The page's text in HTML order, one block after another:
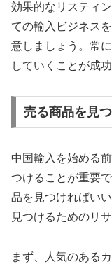
効果的なリスティ
ての輸入ビジネス
意しましょう。常
していくことが成
売る商品を見
中国輸入を始める
つけることが重要
品を見つければい
見つけるためのリ
まず、人気のある